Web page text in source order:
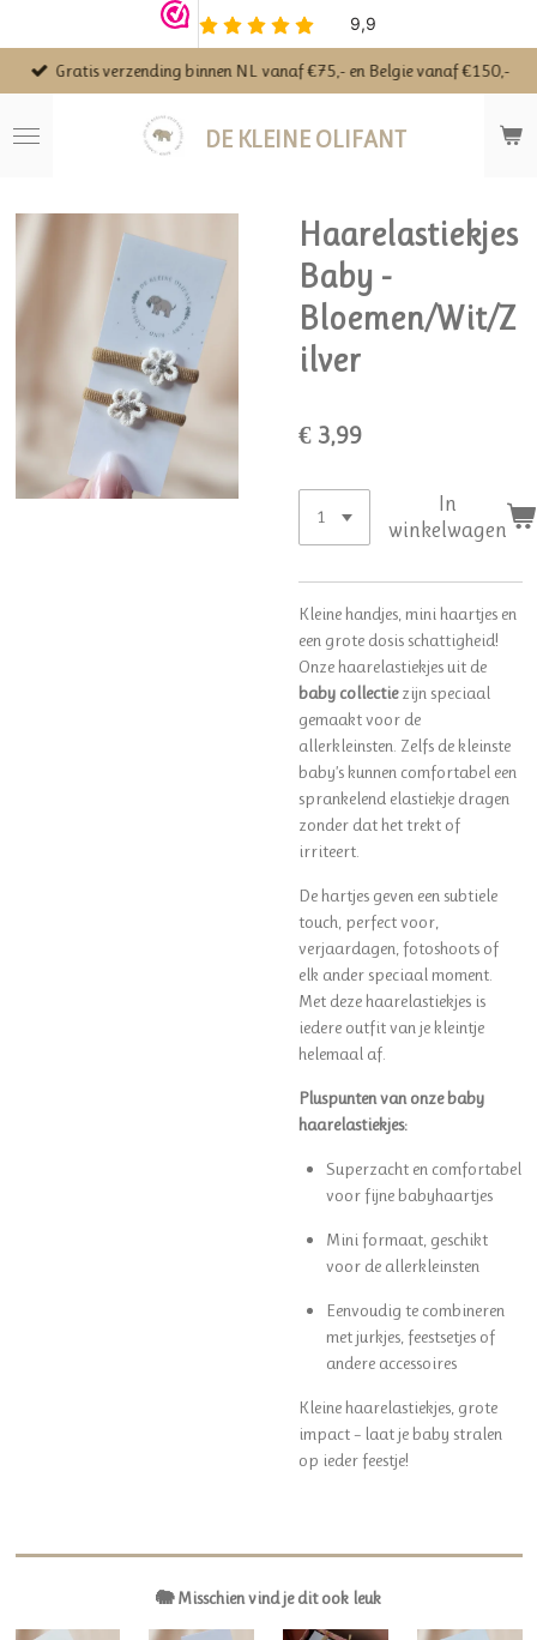
direct
naar
hoofdinhoud
DE KLEINE OLIFANT
Gratis verzending binnen NL vanaf €75,- en Belgie vanaf €150,-
Haarelastiekjes
Baby -
Bloemen/Wit/Z
ilver
€ 3,99
In
winkelwagen
Kleine handjes, mini haartjes en
een grote dosis schattigheid!
Onze haarelastiekjes uit de
baby collectiezijn speciaal
gemaakt voor de
allerkleinsten. Zelfs de kleinste
baby’s kunnen comfortabel een
sprankelend elastiekje dragen
zonder dat het trekt of
irriteert.
De hartjes geven een subtiele
touch, perfect voor,
verjaardagen, fotoshoots of
elk ander speciaal moment.
Met deze haarelastiekjes is
iedere outfit van je kleintje
helemaal af.
Pluspunten van onze baby
haarelastiekjes:
Superzacht en comfortabel
voor fijne babyhaartjes
Mini formaat, geschikt
voor de allerkleinsten
Eenvoudig te combineren
met jurkjes, feestsetjes of
andere accessoires
Kleine haarelastiekjes, grote
impact – laat je baby stralen
op ieder feestje!
🐘 Misschien vind je dit ook leuk